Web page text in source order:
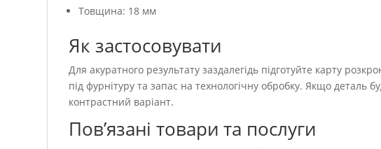
Товщина: 18 мм
Як застосовувати
Для акуратного результату заздалегідь підготуйте карту
під фурнітуру та запас на технологічну обробку. Якщо деталь
контрастний варіант.
Пов’язані товари та послуги